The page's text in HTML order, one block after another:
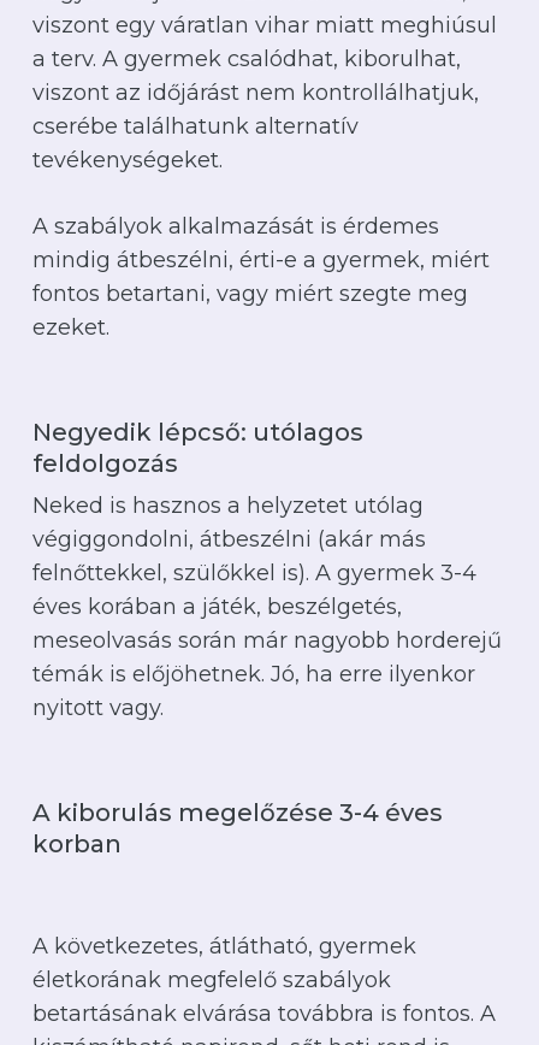
viszont egy váratlan vihar miatt meghiúsul
a terv. A gyermek csalódhat, kiborulhat,
viszont az időjárást nem kontrollálhatjuk,
cserébe találhatunk alternatív
tevékenységeket.
A szabályok alkalmazását is érdemes
mindig átbeszélni, érti-e a gyermek, miért
fontos betartani, vagy miért szegte meg
ezeket.
Negyedik lépcső: utólagos
feldolgozás
Neked is hasznos a helyzetet utólag
végiggondolni, átbeszélni (akár más
felnőttekkel, szülőkkel is). A gyermek 3-4
éves korában a játék, beszélgetés,
meseolvasás során már nagyobb horderejű
témák is előjöhetnek. Jó, ha erre ilyenkor
nyitott vagy.
A kiborulás megelőzése 3-4 éves
korban
A következetes, átlátható, gyermek
életkorának megfelelő szabályok
betartásának elvárása továbbra is fontos. A